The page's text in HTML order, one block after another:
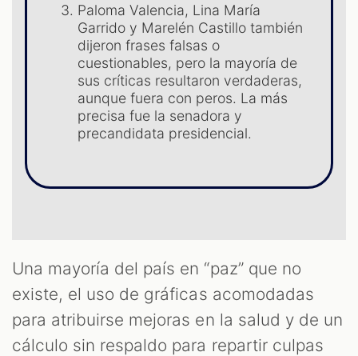
Paloma Valencia, Lina María
Garrido y Marelén Castillo también
dijeron frases falsas o
cuestionables, pero la mayoría de
sus críticas resultaron verdaderas,
aunque fuera con peros. La más
precisa fue la senadora y
precandidata presidencial.
Una mayoría del país en “paz” que no
existe, el uso de gráficas acomodadas
para atribuirse mejoras en la salud y de un
cálculo sin respaldo para repartir culpas